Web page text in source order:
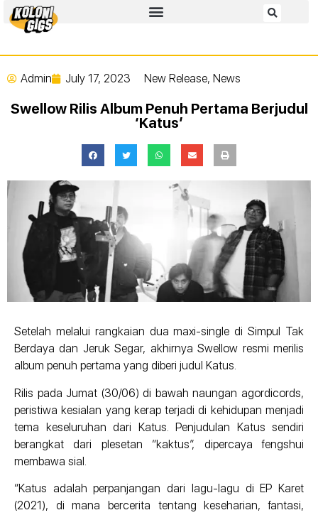
Admin July 17, 2023 New Release, News
Swellow Rilis Album Penuh Pertama Berjudul
‘Katus’
Setelah melalui rangkaian dua maxi-single di Simpul Tak
Berdaya dan Jeruk Segar, akhirnya Swellow resmi merilis
album penuh pertama yang diberi judul Katus.
Rilis pada Jumat (30/06) di bawah naungan agordicords,
peristiwa kesialan yang kerap terjadi di kehidupan menjadi
tema keseluruhan dari Katus. Penjudulan Katus sendiri
berangkat dari plesetan “kaktus”, dipercaya fengshui
membawa sial.
“Katus adalah perpanjangan dari lagu-lagu di EP Karet
(2021), di mana bercerita tentang keseharian, fantasi,